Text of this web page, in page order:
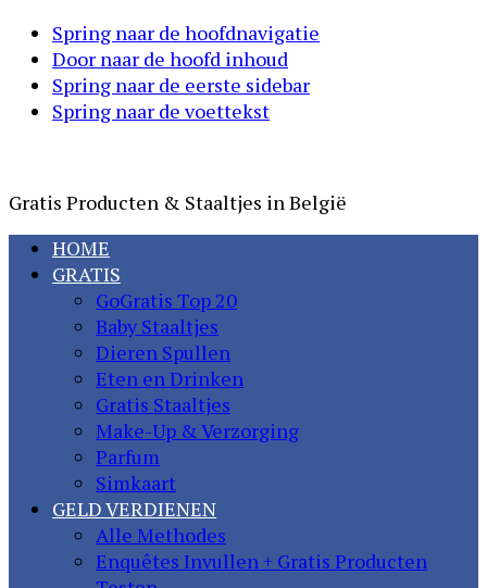
Spring naar de hoofdnavigatie
Door naar de hoofd inhoud
Spring naar de eerste sidebar
Spring naar de voettekst
Gratis Producten & Staaltjes in België
HOME
GRATIS
GoGratis Top 20
Baby Staaltjes
Dieren Spullen
Eten en Drinken
Gratis Staaltjes
Make-Up & Verzorging
Parfum
Simkaart
GELD VERDIENEN
Alle Methodes
Enquêtes Invullen + Gratis Producten